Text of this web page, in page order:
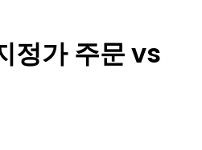
정가 주문 vs